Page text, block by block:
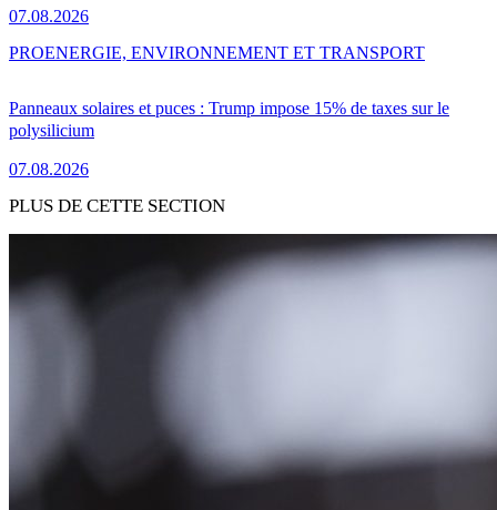
07.08.2026
Panneaux solaires et puces : Trump impose 15% de taxes sur le
polysilicium
07.08.2026
PROENERGIE, ENVIRONNEMENT ET TRANSPORT
PLUS DE CETTE SECTION